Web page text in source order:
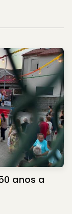
anos a